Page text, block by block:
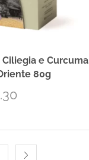
e Curcuma
80g